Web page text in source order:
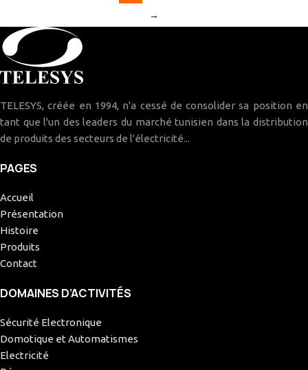
→
TELESYS, créée en 1994, n'a cessé de consolider sa position en
tant que l'un des leaders du marché tunisien dans la distribution
de produits des secteurs de l'électricité...
PAGES
Accueil
Présentation
Histoire
Produits
Contact
DOMAINES D’ACTIVITÉS
Sécurité Electronique
Domotique et Automatismes
Electricité